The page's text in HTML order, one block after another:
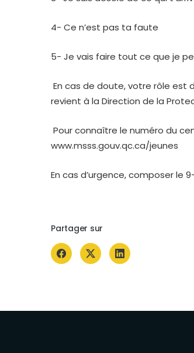
4- Ce n’est pas ta faute
5- Je vais faire tout ce que je
En cas de doute, votre rôle est
revient à la Direction de la
Pour connaître le numéro du
www.msss.gouv.qc.ca/jeunes
En cas d’urgence, composer le 9-
Partager sur